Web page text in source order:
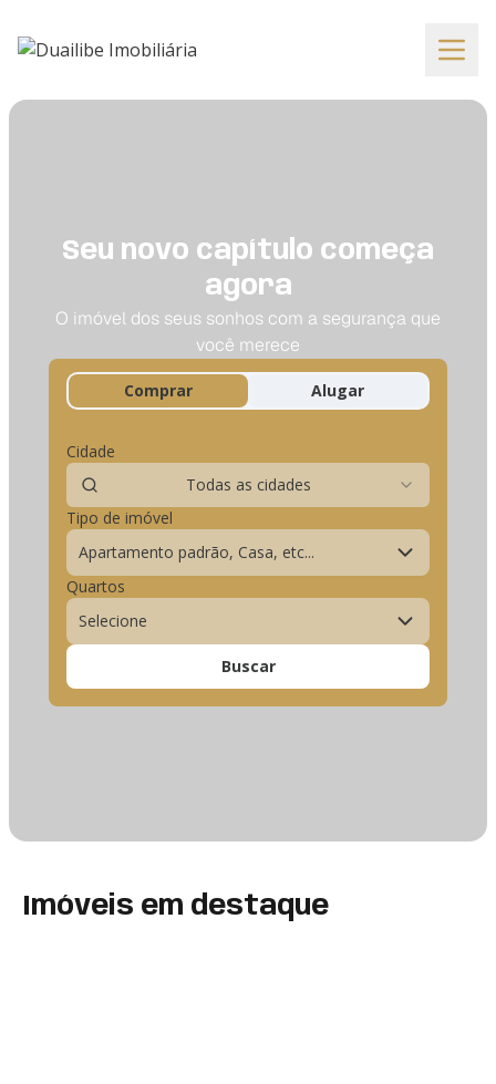
Seu novo capítulo começa
agora
O imóvel dos seus sonhos com a segurança que
você merece
Comprar Alugar
Cidade
Todas as cidades
Tipo de imóvel
Apartamento padrão, Casa, etc...
Quartos
Selecione
Buscar
Imóveis em destaque